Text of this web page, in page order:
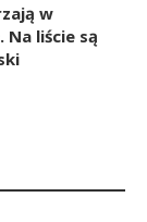
w
Na liście są